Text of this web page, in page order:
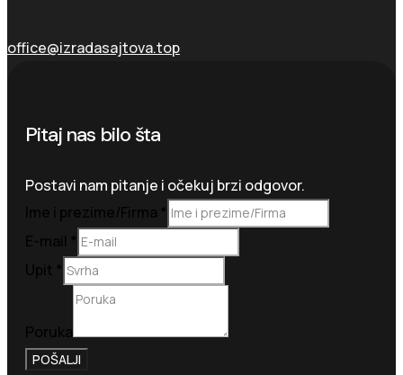
office@izradasajtova.top
Pitaj nas bilo šta
Postavi nam pitanje i očekuj brzi odgovor.
Ime i prezime/Firma *
E-mail *
Upit *
Poruka
POŠALJI